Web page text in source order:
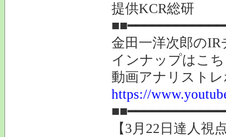
提供KCR総研
金田一洋次郎の
インナップはこ
動画アナリスト
https://
【3月22日達人